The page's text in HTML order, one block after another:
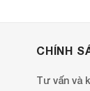
CHÍNH
Tư vấn và